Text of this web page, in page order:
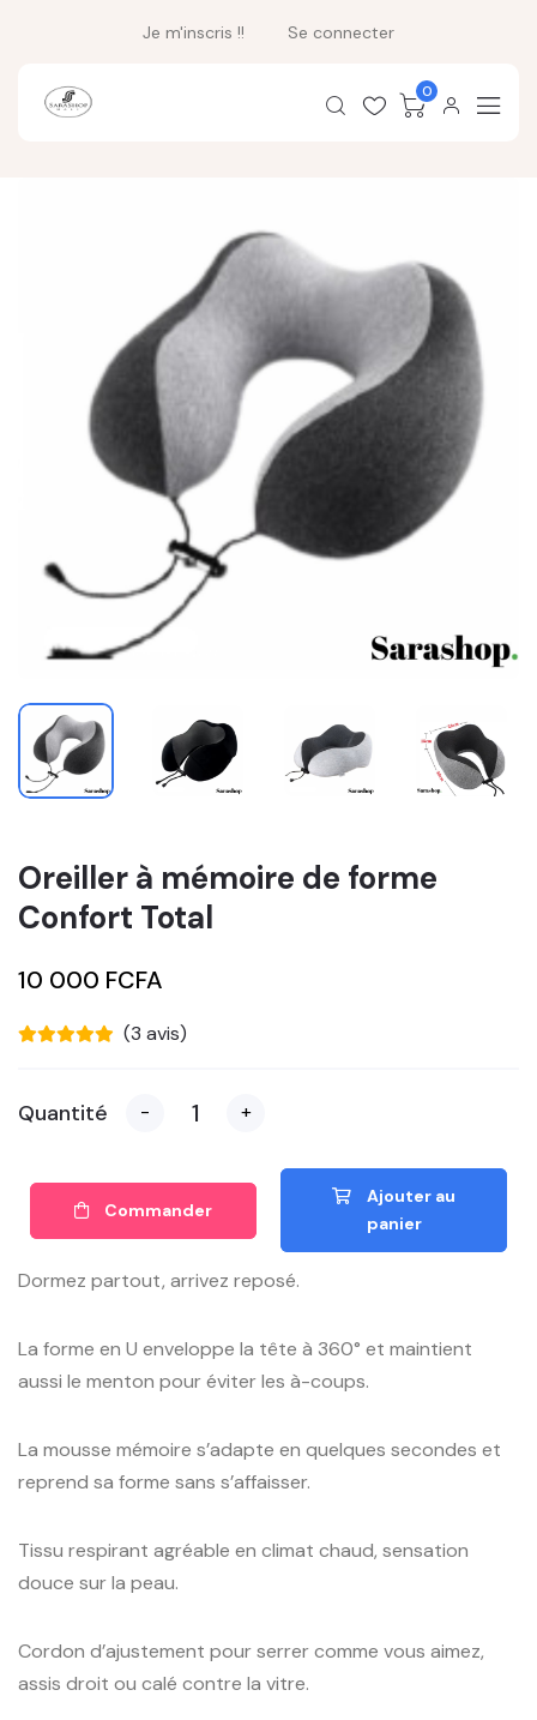
Je m'inscris !! Se connecter
0
Oreiller à mémoire de forme
Confort Total
10 000 FCFA
(3 avis)
Quantité - +
Commander
Ajouter au
panier
Dormez partout, arrivez reposé.
La forme en U enveloppe la tête à 360° et maintient
aussi le menton pour éviter les à-coups.
La mousse mémoire s’adapte en quelques secondes et
reprend sa forme sans s’affaisser.
Tissu respirant agréable en climat chaud, sensation
douce sur la peau.
Cordon d’ajustement pour serrer comme vous aimez,
assis droit ou calé contre la vitre.